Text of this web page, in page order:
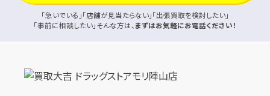
「急いでいる」「店舗が見当たらない」「出張買取を検討したい」
「事前に相談したい」そんな方は、まずはお気軽にお電話ください！